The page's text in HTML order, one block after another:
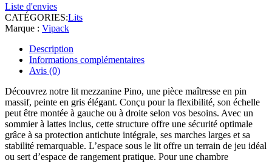
Liste d'envies
CATÉGORIES:Lits
Marque : Vipack
Description
Informations complémentaires
Avis (0)
Découvrez notre lit mezzanine Pino, une pièce maîtresse en pin
massif, peinte en gris élégant. Conçu pour la flexibilité, son échelle
peut être montée à gauche ou à droite selon vos besoins. Avec un
sommier à lattes inclus, cette structure offre une sécurité optimale
grâce à sa protection antichute intégrale, ses marches larges et sa
stabilité remarquable. L’espace sous le lit offre un terrain de jeu idéal
ou sert d’espace de rangement pratique. Pour une chambre